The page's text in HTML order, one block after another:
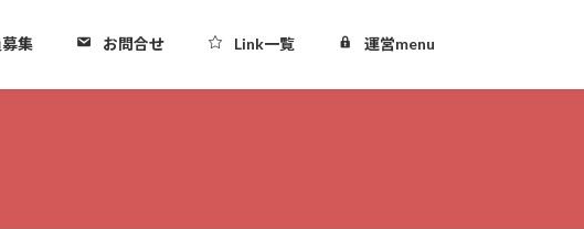
集 お問合せ Link一覧 運営menu